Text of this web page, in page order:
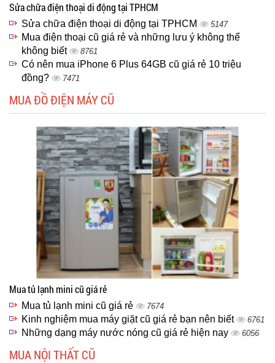
Sửa chữa điện thoại di động tại TPHCM
Sửa chữa điện thoại di động tại TPHCM 5147
Mua điện thoại cũ giá rẻ và những lưu ý không thể
không biết
8761
Có nên mua iPhone 6 Plus 64GB cũ giá rẻ 10 triệu
đồng?
7471
MUA ĐỒ ĐIỆN MÁY CŨ
Mua tủ lạnh mini cũ giá rẻ
Mua tủ lạnh mini cũ giá rẻ 7674
Kinh nghiệm mua máy giặt cũ giá rẻ bạn nên biết 6761
Những dạng máy nước nóng cũ giá rẻ hiện nay 6056
MUA NỘI THẤT CŨ